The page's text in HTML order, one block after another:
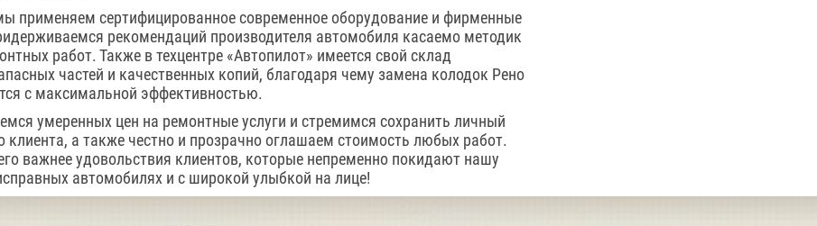
применяем сертифицированное современное оборудование и фирменные
рекомендаций производителя автомобиля касаемо методик
работ. Также в техцентре «Автопилот» имеется свой склад
частей и качественных копий, благодаря чему замена колодок Рено
с максимальной эффективностью.
умеренных цен на ремонтные услуги и стремимся сохранить личный
а также честно и прозрачно оглашаем стоимость любых работ.
важнее удовольствия клиентов, которые непременно покидают нашу
автомобилях и с широкой улыбкой на лице!